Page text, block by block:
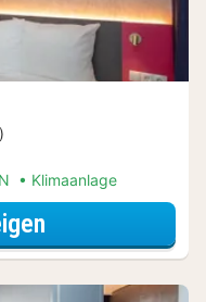
Klimaanlage